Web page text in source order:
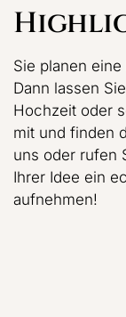
Sie planen
Dann lassen
Hochzeit oder
mit und finden
uns oder rufen
Ihrer Idee ein
aufnehmen!